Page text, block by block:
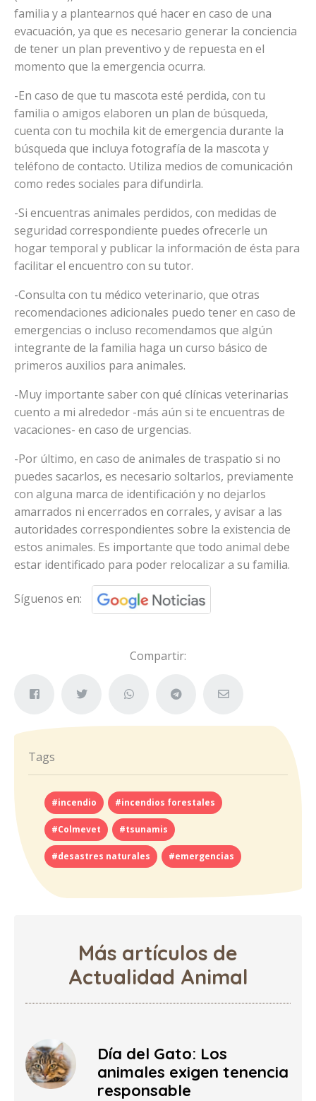
familia y a plantearnos qué hacer en caso de una
evacuación, ya que es necesario generar la conciencia
de tener un plan preventivo y de repuesta en el
momento que la emergencia ocurra.
-En caso de que tu mascota esté perdida, con tu
familia o amigos elaboren un plan de búsqueda,
cuenta con tu mochila kit de emergencia durante la
búsqueda que incluya fotografía de la mascota y
teléfono de contacto. Utiliza medios de comunicación
como redes sociales para difundirla.
-Si encuentras animales perdidos, con medidas de
seguridad correspondiente puedes ofrecerle un
hogar temporal y publicar la información de ésta para
facilitar el encuentro con su tutor.
-Consulta con tu médico veterinario, que otras
recomendaciones adicionales puedo tener en caso de
emergencias o incluso recomendamos que algún
integrante de la familia haga un curso básico de
primeros auxilios para animales.
-Muy importante saber con qué clínicas veterinarias
cuento a mi alrededor -más aún si te encuentras de
vacaciones- en caso de urgencias.
-Por último, en caso de animales de traspatio si no
puedes sacarlos, es necesario soltarlos, previamente
con alguna marca de identificación y no dejarlos
amarrados ni encerrados en corrales, y avisar a las
autoridades correspondientes sobre la existencia de
estos animales. Es importante que todo animal debe
estar identificado para poder relocalizar a su familia.
Síguenos en:
Compartir:
Tags
#incendio #incendios forestales
#Colmevet #tsunamis
#desastres naturales #emergencias
Más artículos de
Actualidad Animal
Día del Gato: Los
animales exigen tenencia
responsable